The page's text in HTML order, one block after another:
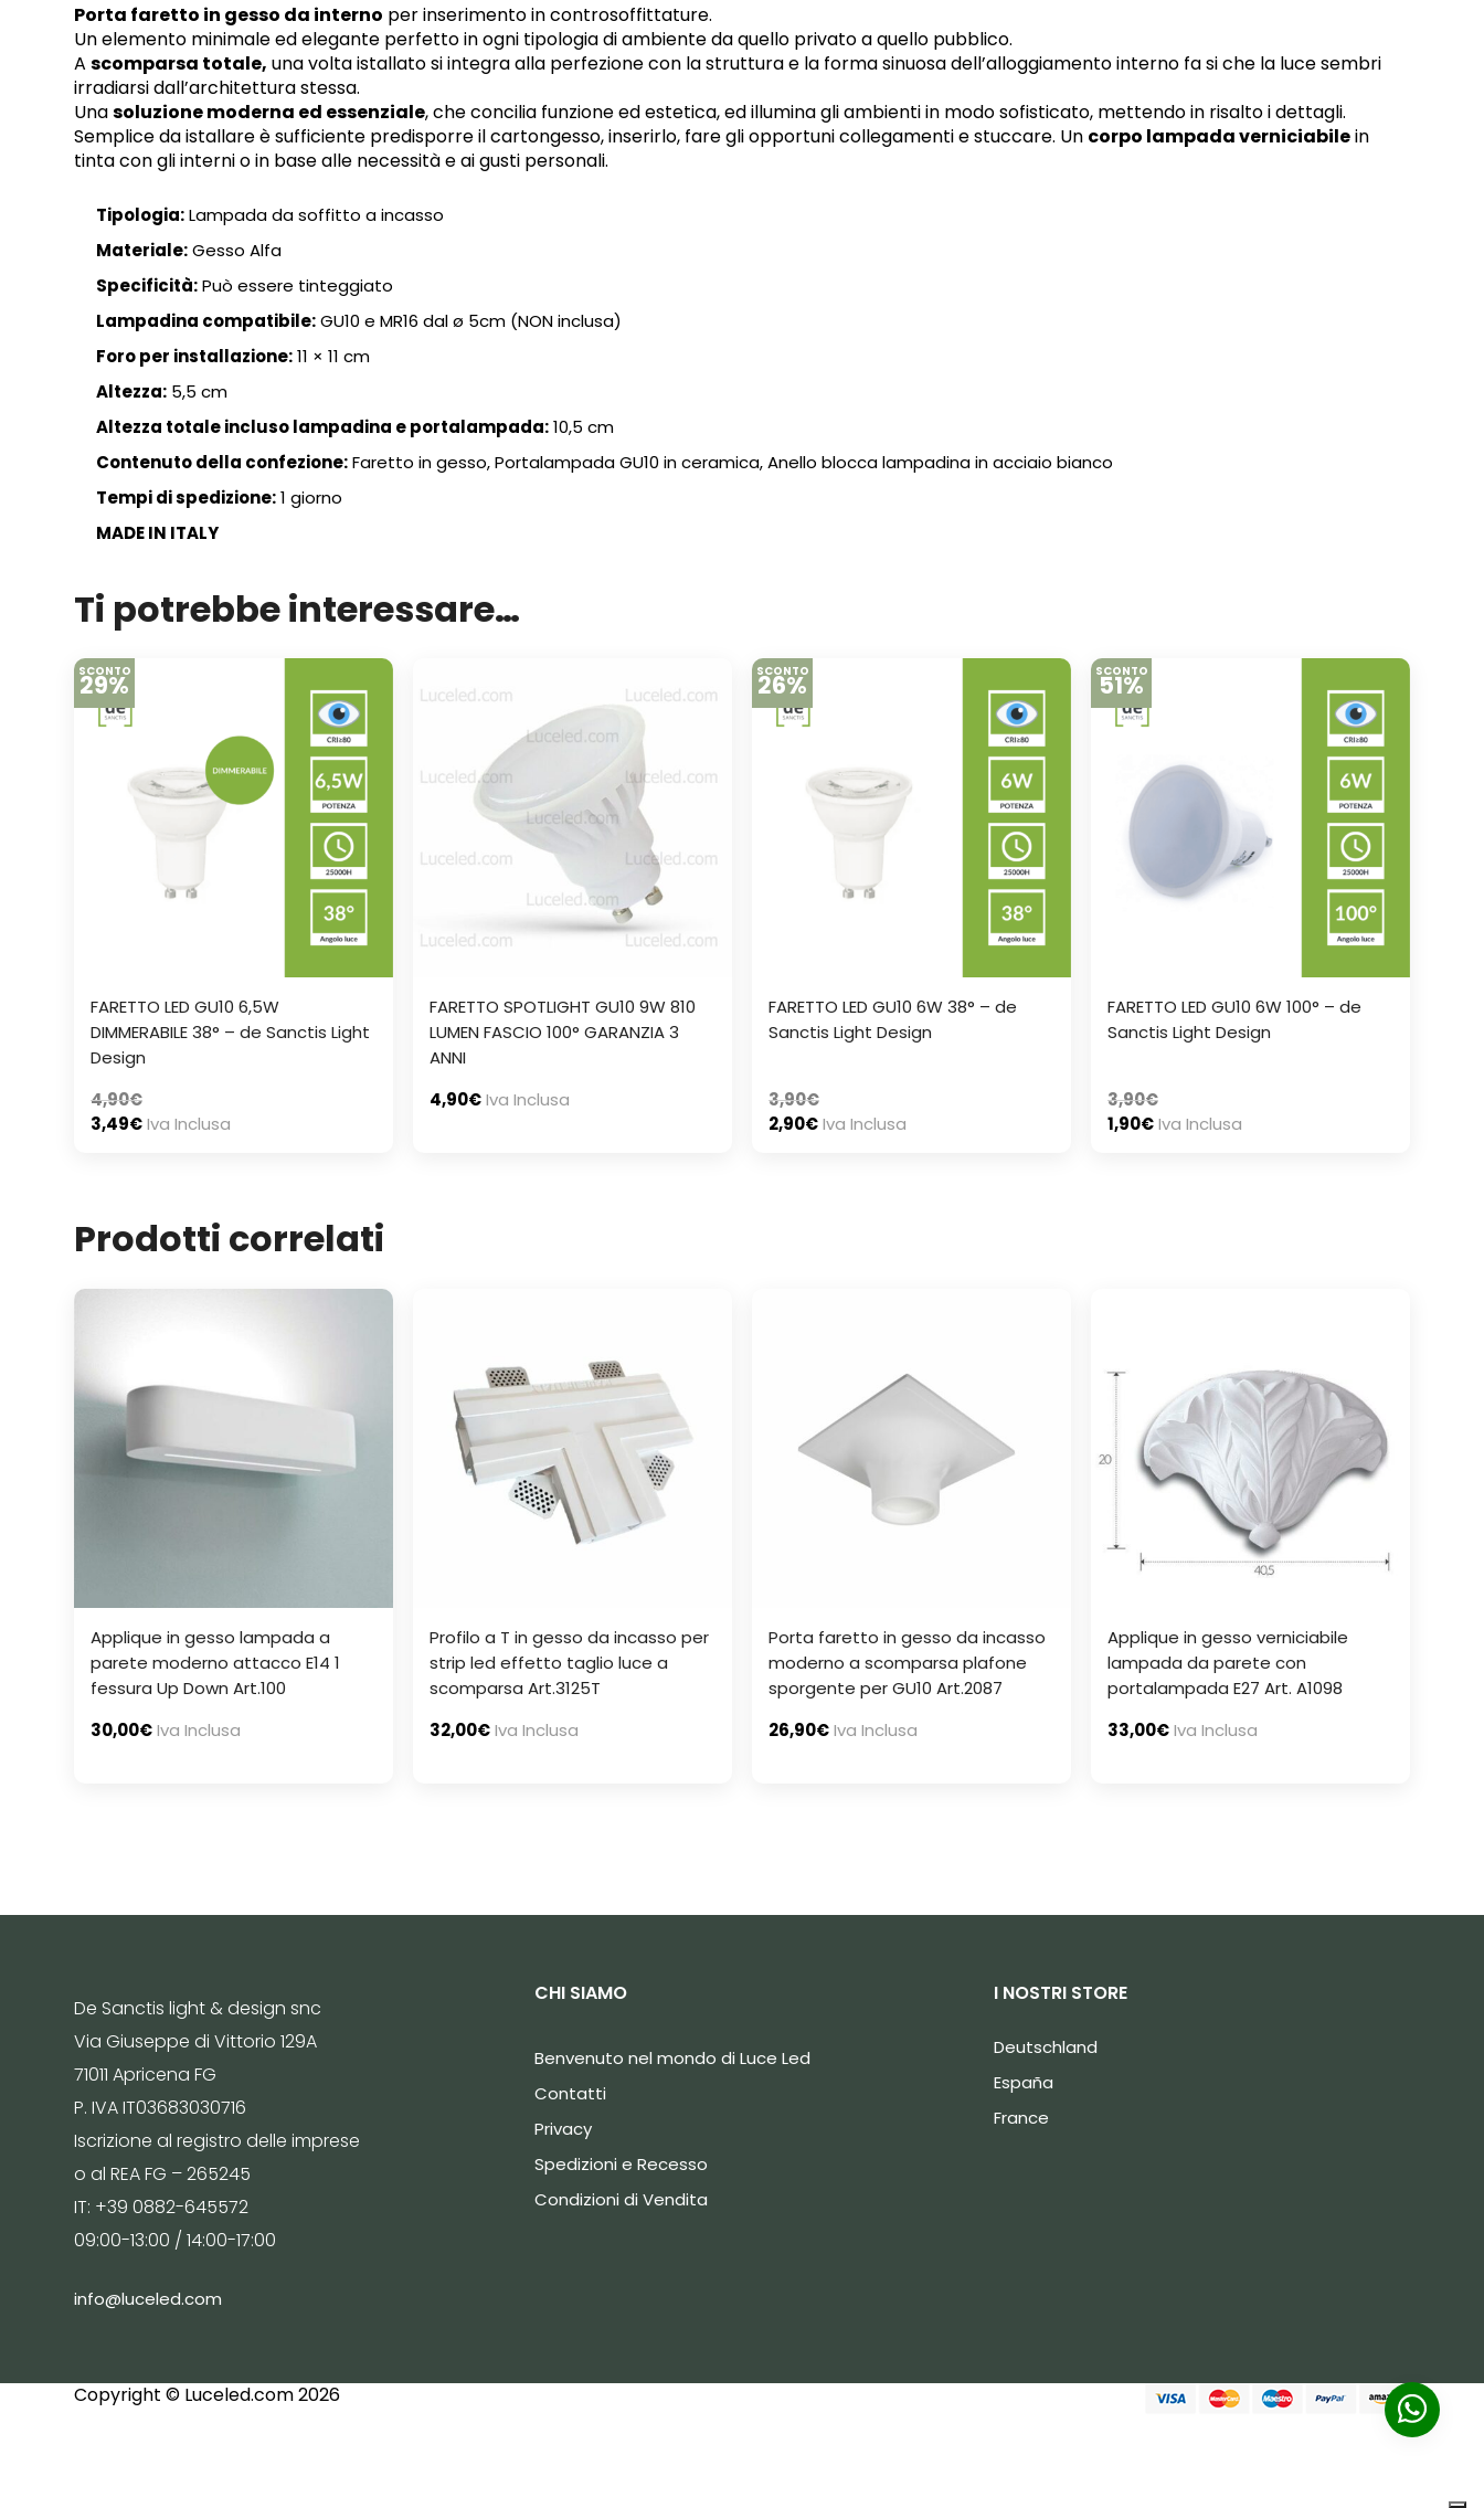
Porta faretto in gesso da interno per inserimento in controsoffittature.
Un elemento minimale ed elegante perfetto in ogni tipologia di ambiente da quello privato a quello pubblico.
A scomparsa totale, una volta istallato si integra alla perfezione con la struttura e la forma sinuosa dell’alloggiamento interno fa si che la luce sembri
irradiarsi dall’architettura stessa.
Unasoluzione moderna ed essenziale, che concilia funzione ed estetica, ed illumina gli ambienti in modo sofisticato, mettendo in risalto i dettagli.
Semplice da istallare è sufficiente predisporre il cartongesso, inserirlo, fare gli opportuni collegamenti e stuccare. Un corpo lampada verniciabilein
tinta con gli interni o in base alle necessità e ai gusti personali.
Tipologia:Lampada da soffitto a incasso
Materiale:Gesso Alfa
Specificità:Può essere tinteggiato
Lampadina compatibile:GU10 e MR16 dal ø 5cm (NON inclusa)
Foro per installazione:11 × 11 cm
Altezza: 5,5 cm
Altezza totale incluso lampadina e portalampada:10,5 cm
Contenuto della confezione:Faretto in gesso, Portalampada GU10 in ceramica, Anello blocca lampadina in acciaio bianco
Tempi di spedizione:1 giorno
MADE IN ITALY
Ti potrebbe interessare…
SCONTO
29%
FARETTO LED GU10 6,5W
DIMMERABILE 38° – de Sanctis Light
Design
4,90€
3,49€Iva Inclusa
FARETTO SPOTLIGHT GU10 9W 810
LUMEN FASCIO 100° GARANZIA 3
ANNI
4,90€Iva Inclusa
SCONTO
26%
FARETTO LED GU10 6W 38° – de
Sanctis Light Design
3,90€
2,90€Iva Inclusa
SCONTO
51%
FARETTO LED GU10 6W 100° – de
Sanctis Light Design
3,90€
1,90€Iva Inclusa
Prodotti correlati
Applique in gesso lampada a
parete moderno attacco E14 1
fessura Up Down Art.100
30,00€Iva Inclusa
Profilo a T in gesso da incasso per
strip led effetto taglio luce a
scomparsa Art.3125T
32,00€Iva Inclusa
Porta faretto in gesso da incasso
moderno a scomparsa plafone
sporgente per GU10 Art.2087
26,90€Iva Inclusa
Applique in gesso verniciabile
lampada da parete con
portalampada E27 Art. A1098
33,00€Iva Inclusa
De Sanctis light & design snc
Via Giuseppe di Vittorio 129A
71011 Apricena FG
P. IVA IT03683030716
Iscrizione al registro delle imprese
o al REA FG – 265245
IT: +39 0882-645572
09:00-13:00 / 14:00-17:00
info@luceled.com
CHI SIAMO
Benvenuto nel mondo di Luce Led
Contatti
Privacy
Spedizioni e Recesso
Condizioni di Vendita
I NOSTRI STORE
Deutschland
España
France
Copyright © Luceled.com 2026